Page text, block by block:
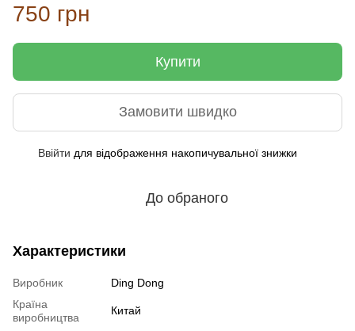
750 грн
Купити
Замовити швидко
Ввійти для відображення накопичувальної знижки
До обраного
Характеристики
Виробник
Ding Dong
Країна
виробництва
Китай